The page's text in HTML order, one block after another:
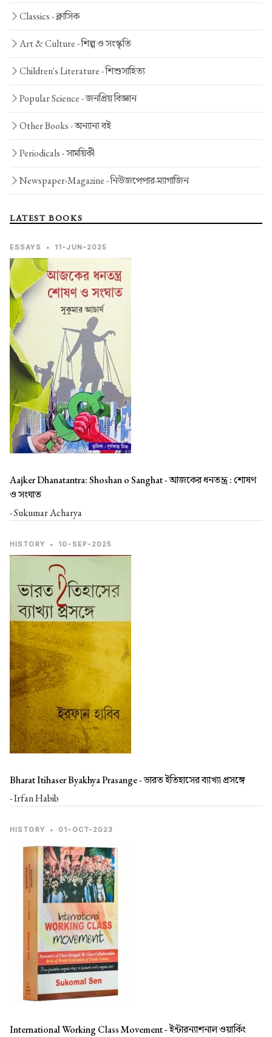
Classics -ক্লাসিক
Art & Culture -শিল্প ও সংস্কৃতি
Children's Literature -শিশুসাহিত্য
Popular Science -জনপ্রিয় বিজ্ঞান
Other Books -অন্যান্য বই
Periodicals -সাময়িকী
Newspaper-Magazine -নিউজপেপার-ম্যাগাজিন
LATEST BOOKS
ESSAYS • 11-JUN-2025
Aajker Dhanatantra: Shoshan o Sanghat -আজকের ধনতন্ত্র : শোষণ
ও সংঘাত
- Sukumar Acharya
HISTORY • 10-SEP-2025
Bharat Itihaser Byakhya Prasange -ভারত ইতিহাসের ব্যাখ্যা প্রসঙ্গে
- Irfan Habib
HISTORY • 01-OCT-2023
International Working Class Movement -ইন্টারন্যাশনাল ওয়ার্কিং